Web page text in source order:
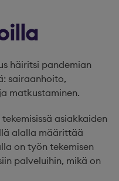
häiritsi pandemian
sairaanhoito,
matkustaminen.
asiakkaiden
alalla määrittää
on työn tekemisen
palveluihin, mikä on